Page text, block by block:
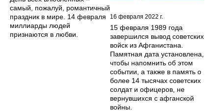
самый, пожалуй, романтичный
праздник в мире. 14 февраля
миллиарды людей
признаются в любви.
16 февраля 2022 г.
15 февраля 1989 года
завершился вывод советских
войск из Афганистана.
Памятная дата установлена,
чтобы напомнить об этом
событии, а также в память о
более 14 тысячах советских
солдат и офицеров, не
вернувшихся с афганской
войны.